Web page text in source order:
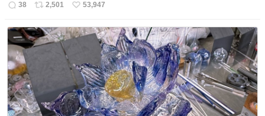
返
数
38
リ
ス
ト
2,501
い
ね
53,947